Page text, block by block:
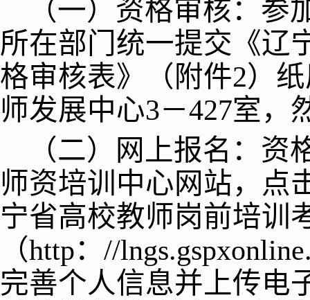
（一） 资格审核：参
所在部门统一提交《辽
格审核表》（附件2）
师发展中心3－427室，
（二）
网上报名 ：资
师资培训中心网站，点
宁省高校教师岗前培训
（http： //
完善个人信息并上传电